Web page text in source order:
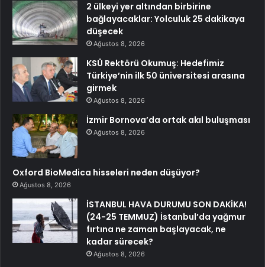
2 ülkeyi yer altından birbirine
bağlayacaklar: Yolculuk 25 dakikaya
düşecek
Ağustos 8, 2026
KSÜ Rektörü Okumuş: Hedefimiz
Türkiye’nin ilk 50 üniversitesi arasına
girmek
Ağustos 8, 2026
İzmir Bornova’da ortak akıl buluşması
Ağustos 8, 2026
Oxford BioMedica hisseleri neden düşüyor?
Ağustos 8, 2026
İSTANBUL HAVA DURUMU SON DAKİKA!
(24-25 TEMMUZ) İstanbul’da yağmur
fırtına ne zaman başlayacak, ne
kadar sürecek?
Ağustos 8, 2026